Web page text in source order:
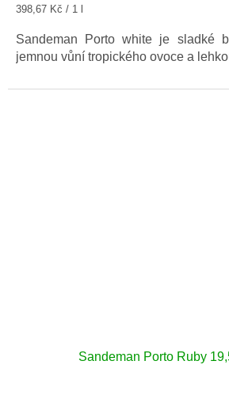
Měrná
398,67 Kč / 1 l
Sandeman Porto white je sladké
jemnou vůní tropického ovoce a
Sandeman Porto Ruby